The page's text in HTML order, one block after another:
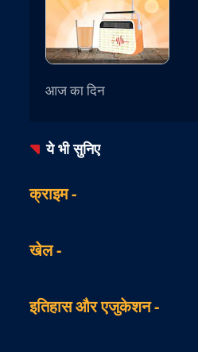
आज का दिन
ये भी सुनिए
क्राइम-
खेल-
इतिहास और एजुकेशन-